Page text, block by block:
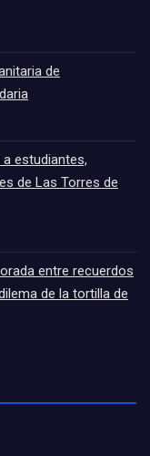
de
estudiantes,
de Las Torres de
entre recuerdos
de la tortilla de